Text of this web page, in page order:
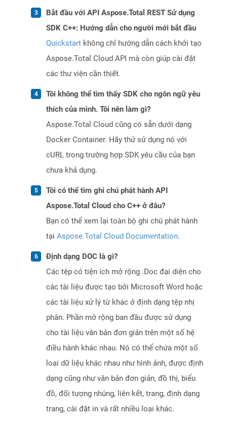
Bắt đầu với API Aspose.Total REST Sử dụng
SDK C++: Hướng dẫn cho người mới bắt đầu
Quickstart không chỉ hướng dẫn cách khởi tạo
Aspose.Total Cloud API mà còn giúp cài đặt
các thư viện cần thiết.
Tôi không thể tìm thấy SDK cho ngôn ngữ yêu
thích của mình. Tôi nên làm gì?
Aspose.Total Cloud cũng có sẵn dưới dạng
Docker Container. Hãy thử sử dụng nó với
cURL trong trường hợp SDK yêu cầu của bạn
chưa khả dụng.
Tôi có thể tìm ghi chú phát hành API
Aspose.Total Cloud cho C++ ở đâu?
Bạn có thể xem lại toàn bộ ghi chú phát hành
tại Aspose.Total Cloud Documentation.
Định dạng DOC là gì?
Các tệp có tiện ích mở rộng .Doc đại diện cho
các tài liệu được tạo bởi Microsoft Word hoặc
các tài liệu xử lý từ khác ở định dạng tệp nhị
phân. Phần mở rộng ban đầu được sử dụng
cho tài liệu văn bản đơn giản trên một số hệ
điều hành khác nhau. Nó có thể chứa một số
loại dữ liệu khác nhau như hình ảnh, được định
dạng cũng như văn bản đơn giản, đồ thị, biểu
đồ, đối tượng nhúng, liên kết, trang, định dạng
trang, cài đặt in và rất nhiều loại khác.